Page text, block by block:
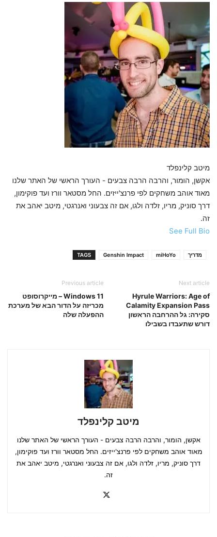
מיטב קלינפלד
אקשן, הומור, והרבה הרבה צבעים - העורך הראשי של האתר שלנו
מאוד אוהב משחקים לפי פרנצ'ייזים. החל מסטאר וורז ועד פוקימון,
דרך סוניק, מריו, זלדה ולגו, אם זה צבעוני ואנרגטי, מיטב יאהב את
זה.
See Full Bio
TAGS Genshin Impact miHoYo מדריך
Previous article
Windows 11 – מייקרוסופט
מכריזה על הדור הבא של מערכת
ההפעלה שלה
Next article
Hyrule Warriors: Age of
Calamity Expansion Pass
סקירה: גל ההרחבה הראשון
דורש שתעבדו בשבילו
מיטב קלינפלד
אקשן, הומור, והרבה הרבה צבעים - העורך הראשי של האתר שלנו
מאוד אוהב משחקים לפי פרנצ'ייזים. החל מסטאר וורז ועד פוקימון,
דרך סוניק, מריו, זלדה ולגו, אם זה צבעוני ואנרגטי, מיטב יאהב את
זה.